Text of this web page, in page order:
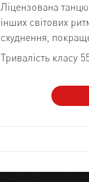
Ліцензована
інших світових
схуднення,
Тривалість класу